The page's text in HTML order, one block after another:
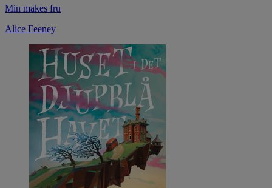
Min makes fru
Alice Feeney